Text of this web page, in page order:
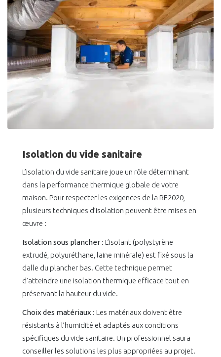
Isolation du vide sanitaire
L’isolation du vide sanitaire joue un rôle déterminant
dans la performance thermique globale de votre
maison. Pour respecter les exigences de la RE2020,
plusieurs techniques d’isolation peuvent être mises en
œuvre :
Isolation sous plancher : L’isolant (polystyrène
extrudé, polyuréthane, laine minérale) est fixé sous la
dalle du plancher bas. Cette technique permet
d’atteindre une isolation thermique efficace tout en
préservant la hauteur du vide.
Choix des matériaux : Les matériaux doivent être
résistants à l’humidité et adaptés aux conditions
spécifiques du vide sanitaire. Un professionnel saura
conseiller les solutions les plus appropriées au projet.